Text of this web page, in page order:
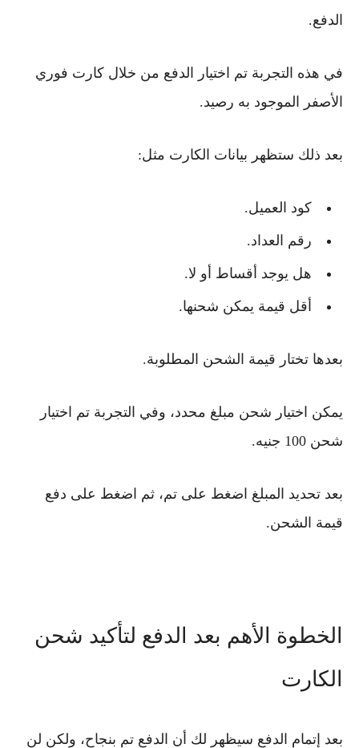
الدفع.
في هذه التجربة تم اختيار الدفع من خلال كارت فوري
الأصفر الموجود به رصيد.
بعد ذلك ستظهر بيانات الكارت مثل:
كود العميل.
رقم العداد.
هل يوجد أقساط أو لا.
أقل قيمة يمكن شحنها.
بعدها تختار قيمة الشحن المطلوبة.
يمكن اختيار شحن مبلغ محدد، وفي التجربة تم اختيار
شحن 100 جنيه.
بعد تحديد المبلغ اضغط على تم، ثم اضغط على دفع
قيمة الشحن.
الخطوة الأهم بعد الدفع لتأكيد شحن
الكارت
بعد إتمام الدفع سيظهر لك أن الدفع تم بنجاح، ولكن لن